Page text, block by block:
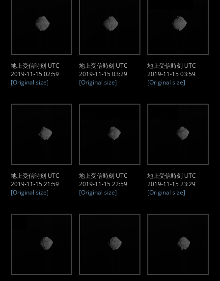
地上受信時刻 UTC
2019-11-15 02:59
[Original size]
地上受信時刻 UTC
2019-11-15 03:29
[Original size]
地上受信時刻 UTC
2019-11-15 03:59
[Original size]
地上受信時刻 UTC
2019-11-15 21:59
[Original size]
地上受信時刻 UTC
2019-11-15 22:59
[Original size]
地上受信時刻 UTC
2019-11-15 23:29
[Original size]